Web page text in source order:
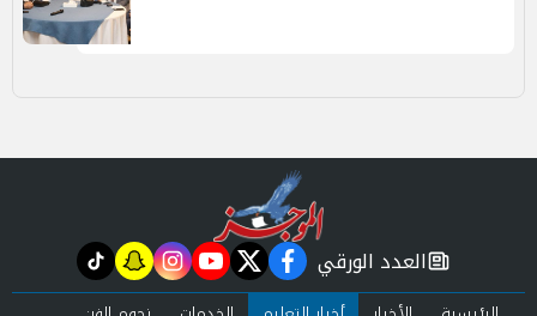
newspaper
العدد الورقي facebook
twitter
youtube
instagram
snapchat
tiktok